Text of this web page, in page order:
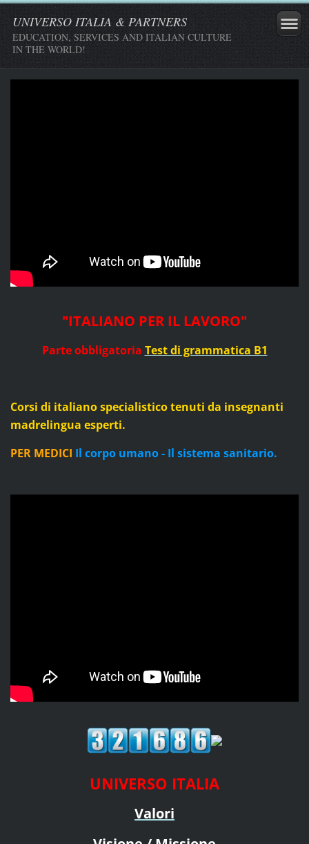
UNIVERSO ITALIA & PARTNERS
EDUCATION, SERVICES AND ITALIAN CULTURE
IN THE WORLD!
"ITALIANO PER IL LAVORO"
Parte obbligatoria Test di grammatica B1
Corsi di italiano specialistico tenuti da insegnanti
madrelingua esperti.
PER MEDICI Il corpo umano - Il sistema sanitario.
UNIVERSO ITALIA
Valori